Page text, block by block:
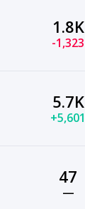
1.8K
-1,323
5.7K
+5,601
47
—